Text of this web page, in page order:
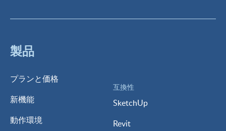
製品
プランと価格
新機能
動作環境
互換性
SketchUp
Revit